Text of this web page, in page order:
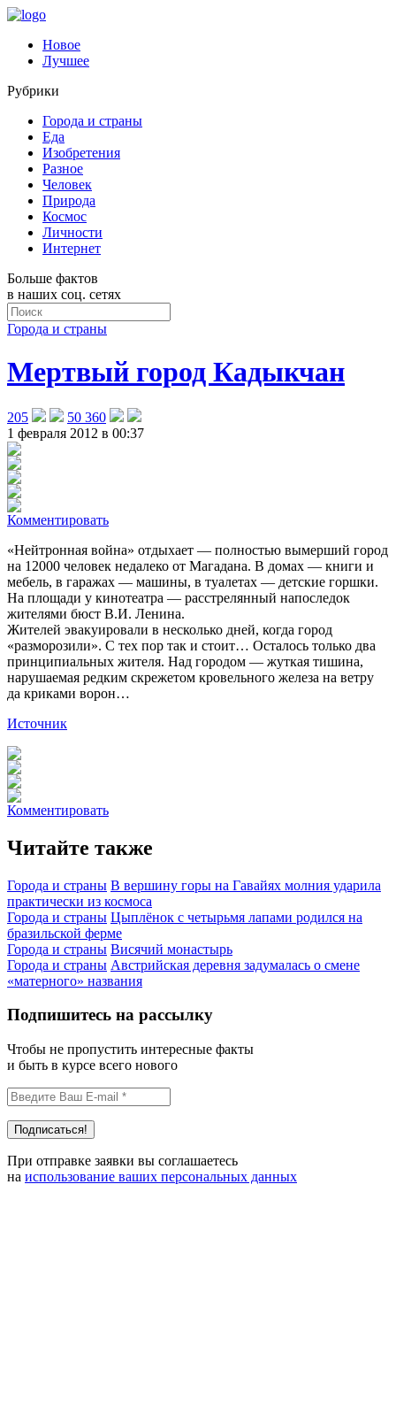
Новое
Лучшее
Рубрики
Города и страны
Еда
Изобретения
Разное
Человек
Природа
Космос
Личности
Интернет
Больше фактов
в наших соц. сетях
Города и страны
Мертвый город Кадыкчан
205
50 360
1 февраля 2012 в 00:37
Комментировать
«Нейтронная война» отдыхает — полностью вымерший город
на 12000 человек недалеко от Магадана. В домах — книги и
мебель, в гаражах — машины, в туалетах — детские горшки.
На площади у кинотеатра — расстрелянный напоследок
жителями бюст В.И. Ленина.
Жителей эвакуировали в несколько дней, когда город
«разморозили». С тех пор так и стоит… Осталось только два
принципиальных жителя. Над городом — жуткая тишина,
нарушаемая редким скрежетом кровельного железа на ветру
да криками ворон…
Источник
Комментировать
Читайте также
Города и страны В вершину горы на Гавайях молния ударила
практически из космоса
Города и страны Цыплёнок с четырьмя лапами родился на
бразильской ферме
Города и страны Висячий монастырь
Города и страны Австрийская деревня задумалась о смене
«матерного» названия
Подпишитесь на рассылку
Чтобы не пропустить интересные факты
и быть в курсе всего нового
При отправке заявки вы соглашаетесь
на использование ваших персональных данных